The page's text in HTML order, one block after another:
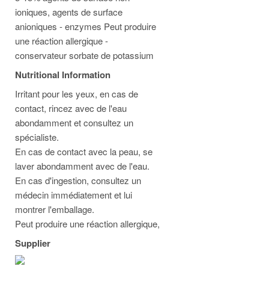
ioniques, agents de surface
anioniques - enzymes Peut produire
une réaction allergique -
conservateur sorbate de potassium
Nutritional Information
Irritant pour les yeux, en cas de
contact, rincez avec de l'eau
abondamment et consultez un
spécialiste.
En cas de contact avec la peau, se
laver abondamment avec de l'eau.
En cas d'ingestion, consultez un
médecin immédiatement et lui
montrer l'emballage.
Peut produire une réaction allergique,
Supplier